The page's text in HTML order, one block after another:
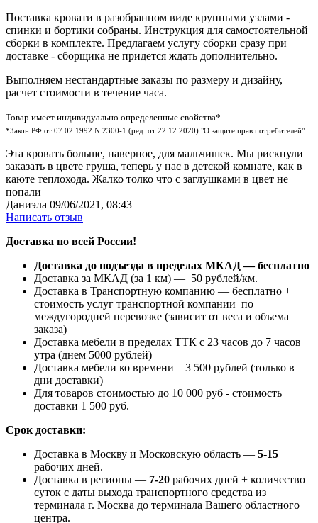
Поставка кровати в разобранном виде крупными узлами -
спинки и бортики собраны. Инструкция для самостоятельной
сборки в комплекте. Предлагаем услугу сборки сразу при
доставке - сборщика не придется ждать дополнительно.
Выполняем нестандартные заказы по размеру и дизайну,
расчет стоимости в течение часа.
Товар имеет индивидуально определенные свойства*.
*Закон РФ от 07.02.1992 N 2300-1 (ред. от 22.12.2020) "О защите прав потребителей".
Эта кровать больше, наверное, для мальчишек. Мы рискнули
заказать в цвете груша, теперь у нас в детской комнате, как в
каюте теплохода. Жалко толко что с заглушками в цвет не
попали
Даниэла 09/06/2021, 08:43
Написать отзыв
Доставка по всей России!
Доставка до подъезда в пределах МКАД — бесплатно
Доставка за МКАД (за 1 км) — 50 рублей/км.
Доставка в Транспортную компанию — бесплатно +
стоимость услуг транспортной компании по
междугородней перевозке (зависит от веса и объема
заказа)
Доставка мебели в пределах ТТК с 23 часов до 7 часов
утра (днем 5000 рублей)
Доставка мебели ко времени – 3 500 рублей (только в
дни доставки)
Для товаров стоимостью до 10 000 руб - стоимость
доставки 1 500 руб.
Срок доставки:
Доставка в Москву и Московскую область — 5-15
рабочих дней.
Доставка в регионы — 7-20 рабочих дней + количество
суток с даты выхода транспортного средства из
терминала г. Москва до терминала Вашего областного
центра.